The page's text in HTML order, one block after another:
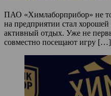
ПАО «Химлаборприбор» не
на предприятии стал
активный отдых. Уже не
совместно посещают игру […]